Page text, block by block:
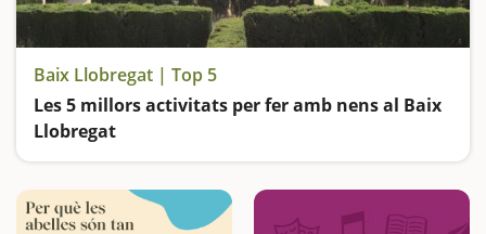
Baix Llobregat | Top 5
Les 5 millors activitats per fer amb nens al Baix
Llobregat